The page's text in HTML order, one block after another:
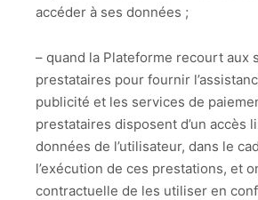
accéder à ses données ;
– quand la Plateforme recourt aux
prestataires pour fournir
publicité et les services de
prestataires disposent d’un accès
données de l’utilisateur, dans le
l’exécution de ces prestations, et
contractuelle de les utiliser en